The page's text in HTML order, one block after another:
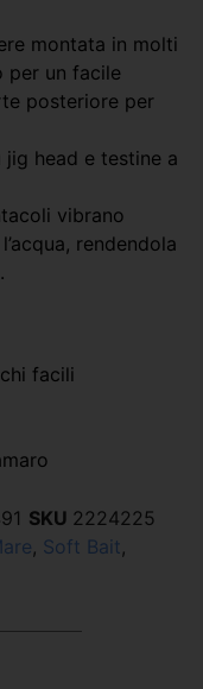
montata in molti
per un facile
posteriore per
head e testine a
vibrano
rendendola
facili
SKU 2224225
, Soft Bait,